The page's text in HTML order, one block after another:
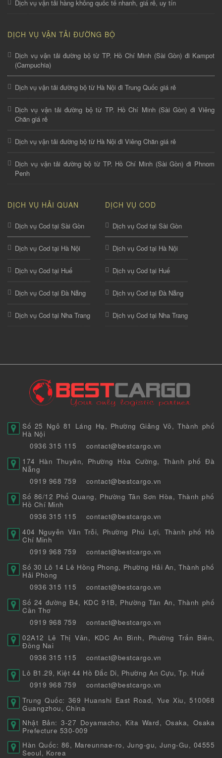
Dịch vụ vận tải hàng không quốc tế nhanh, giá rẻ, uy tín
DỊCH VỤ VẬN TẢI ĐƯỜNG BỘ
Dịch vụ vận tải đường bộ từ TP. Hồ Chí Minh (Sài Gòn) đi Kampot
(Campuchia)
Dịch vụ vận tải đường bộ từ Hà Nội đi Trung Quốc giá rẻ
Dịch vụ vận tải đường bộ từ TP. Hồ Chí Minh (Sài Gòn) đi Viêng
Chăn giá rẻ
Dịch vụ vận tải đường bộ từ Hà Nội đi Viêng Chăn giá rẻ
Dịch vụ vận tải đường bộ từ TP. Hồ Chí Minh (Sài Gòn) đi Phnom
Penh
DỊCH VỤ HẢI QUAN
Dịch vụ Cod tại Sài Gòn
Dịch vụ Cod tại Hà Nội
Dịch vụ Cod tại Huế
Dịch vụ Cod tại Đà Nẵng
Dịch vụ Cod tại Nha Trang
DỊCH VỤ COD
Dịch vụ Cod tại Sài Gòn
Dịch vụ Cod tại Hà Nội
Dịch vụ Cod tại Huế
Dịch vụ Cod tại Đà Nẵng
Dịch vụ Cod tại Nha Trang
Số 25 Ngõ 81 Láng Hạ, Phường Giảng Võ, Thành phố
Hà Nội
0936 315 115
contact@bestcargo.vn
174 Hàn Thuyên, Phường Hòa Cường, Thành phố Đà
Nẵng
0919 968 759
contact@bestcargo.vn
Số 86/12 Phổ Quang, Phường Tân Sơn Hòa, Thành phố
Hồ Chí Minh
0936 315 115
contact@bestcargo.vn
404 Nguyễn Văn Trỗi, Phường Phú Lợi, Thành phố Hồ
Chí Minh
0919 968 759
contact@bestcargo.vn
Số 30 Lô 14 Lê Hồng Phong, Phường Hải An, Thành phố
Hải Phòng
0936 315 115
contact@bestcargo.vn
Số 24 đường B4, KDC 91B, Phường Tân An, Thành phố
Cần Thơ
0919 968 759
contact@bestcargo.vn
02A12 Lê Thị Vân, KDC An Bình, Phường Trấn Biên,
Đồng Nai
0936 315 115
contact@bestcargo.vn
Lô B1.29, Kiệt 44 Hồ Đắc Di, Phường An Cựu, Tp. Huế
0919 968 759
contact@bestcargo.vn
Trung Quốc: 369 Huanshi East Road, Yue Xiu, 510068
Guangzhou, China
Nhật Bản: 3-27 Doyamacho, Kita Ward, Osaka, Osaka
Prefecture 530-009
Hàn Quốc: 86, Mareunnae-ro, Jung-gu, Jung-Gu, 04555
Seoul, Korea